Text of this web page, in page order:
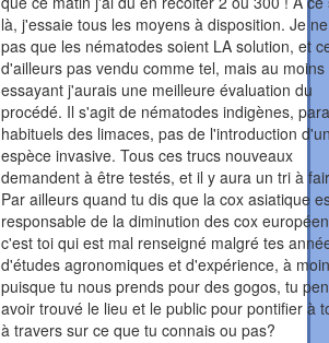
là, j'essaie tous les moyens à disposition. Je
pas que les nématodes soient LA solution, et
d'ailleurs pas vendu comme tel, mais au moins
essayant j'aurais une meilleure évaluation du
procédé. Il s'agit de nématodes indigènes,
habituels des limaces, pas de l'introduction
espèce invasive. Tous ces trucs nouveaux
demandent à être testés, et il y aura un tri à
Par ailleurs quand tu dis que la cox asiatique
responsable de la diminution des cox
c'est toi qui est mal renseigné malgré tes
d'études agronomiques et d'expérience, à
puisque tu nous prends pour des gogos, tu
avoir trouvé le lieu et le public pour pontifier à
à travers sur ce que tu connais ou pas?